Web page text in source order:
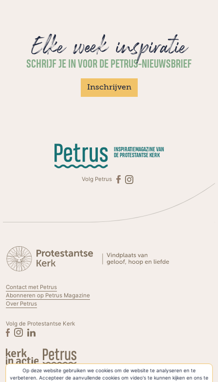
Op deze website gebruiken we cookies om de website te analyseren en te
verbeteren. Accepteer de aanvullende cookies om video's te kunnen kijken en ons te
Elke week inspiratie
SCHRIJF JE IN VOOR DE PETRUS-NIEUWSBRIEF
Inschrijven
INSPIRATIEMAGAZINE VAN
DE PROTESTANTSE KERK
Volg Petrus
Contact met Petrus
Abonneren op Petrus Magazine
Over Petrus
Volg de Protestantse Kerk
Privacyverklaring & Cookies